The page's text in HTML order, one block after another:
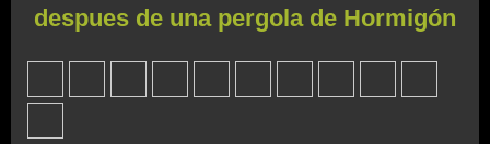
despues de una pergola de Hormigón